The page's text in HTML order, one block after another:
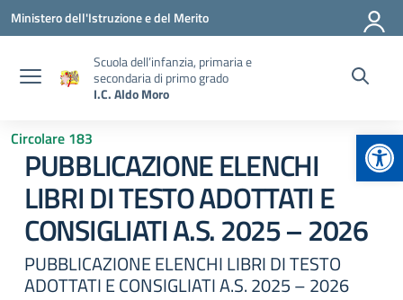
Vai ai contenuti
Vai al menu di navigazione
Vai al footer
Ministero dell'Istruzione e del Merito
Scuola dell’infanzia, primaria e
secondaria di primo grado
I.C. Aldo Moro
Circolare 183
PUBBLICAZIONE ELENCHI
LIBRI DI TESTO ADOTTATI E
CONSIGLIATI A.S. 2025 – 2026
PUBBLICAZIONE ELENCHI LIBRI DI TESTO
ADOTTATI E CONSIGLIATI A.S. 2025 – 2026